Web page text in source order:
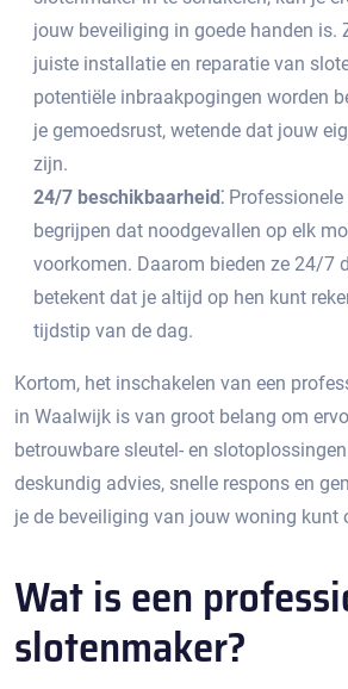
jouw beveiliging in goede handen is.​
juiste installatie en reparatie van
potentiële inbraakpogingen worden
je gemoedsrust, wetende dat jouw
zijn.​
24/7 beschikbaarheid⁚
begrijpen dat noodgevallen op elk
voorkomen.​ Daarom bieden ze 24/7
betekent dat je altijd op hen kunt
tijdstip van de dag.​
Kortom, het inschakelen van een
in Waalwijk is van groot belang om
betrouwbare sleutel- en
deskundig advies, snelle respons en
je de beveiliging van jouw woning kunt
Wat is een
slotenmaker?​